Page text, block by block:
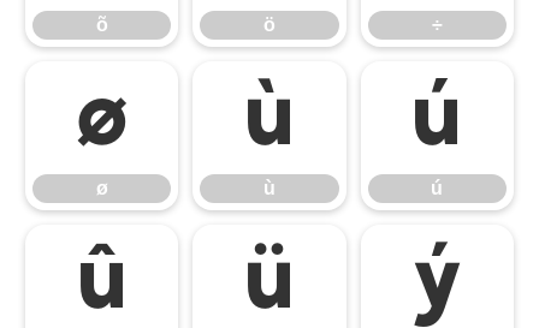
õ ö ÷
ø
ø
ù
ù
ú
ú
û ü ý